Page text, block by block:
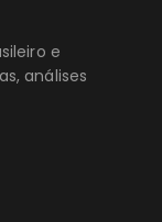
e
análises